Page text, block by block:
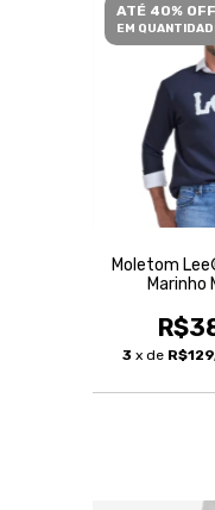
ATÉ 40% OFF
EM
Moletom
Marinho
3 x de